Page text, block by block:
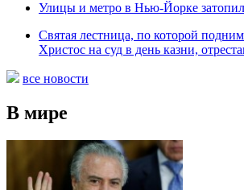
Улицы и метро в Нью-Йорке
Святая лестница, по которой
Христос на суд в день казни,
все новости
В мире